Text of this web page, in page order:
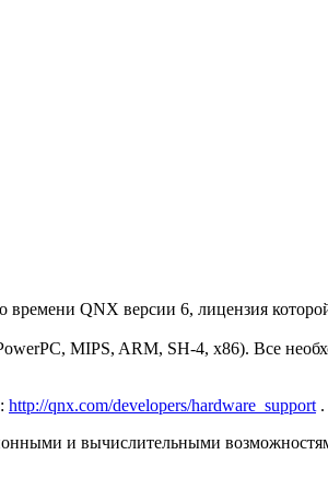
QNX версии 6, лицензия
MIPS, ARM, SH-4, x86). Все
http://qnx.com/developers/hardware_support .
и вычислительными